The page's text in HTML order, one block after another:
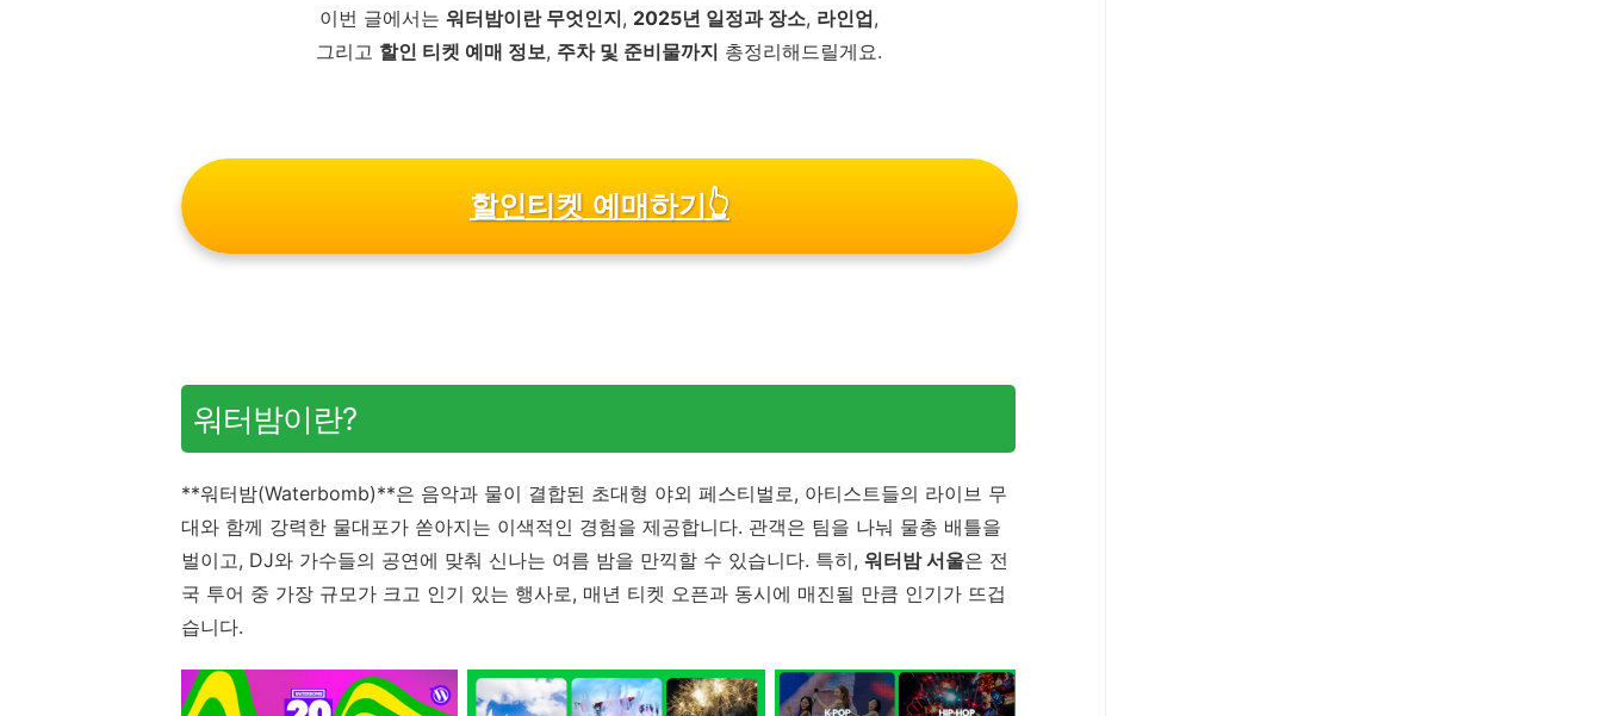
이번 글에서는 워터밤이란 무엇인지, 2025년 일정과 장소, 라인업,
그리고 할인 티켓 예매 정보, 주차 및 준비물까지 총정리해드릴게요.
할인티켓 예매하기 👆
워터밤이란?
**워터밤(Waterbomb)**은 음악과 물이 결합된 초대형 야외 페스티벌로, 아티스트들의 라이브 무
대와 함께 강력한 물대포가 쏟아지는 이색적인 경험을 제공합니다. 관객은 팀을 나눠 물총 배틀을
벌이고, DJ와 가수들의 공연에 맞춰 신나는 여름 밤을 만끽할 수 있습니다. 특히, 워터밤 서울은 전
국 투어 중 가장 규모가 크고 인기 있는 행사로, 매년 티켓 오픈과 동시에 매진될 만큼 인기가 뜨겁
습니다.